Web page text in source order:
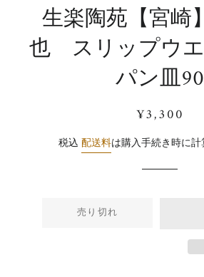
生楽陶苑【宮崎
也 スリップウ
パン皿90
通
価
販
価
¥3,300
税込 配送料は購入手続き時に計
売り切れ